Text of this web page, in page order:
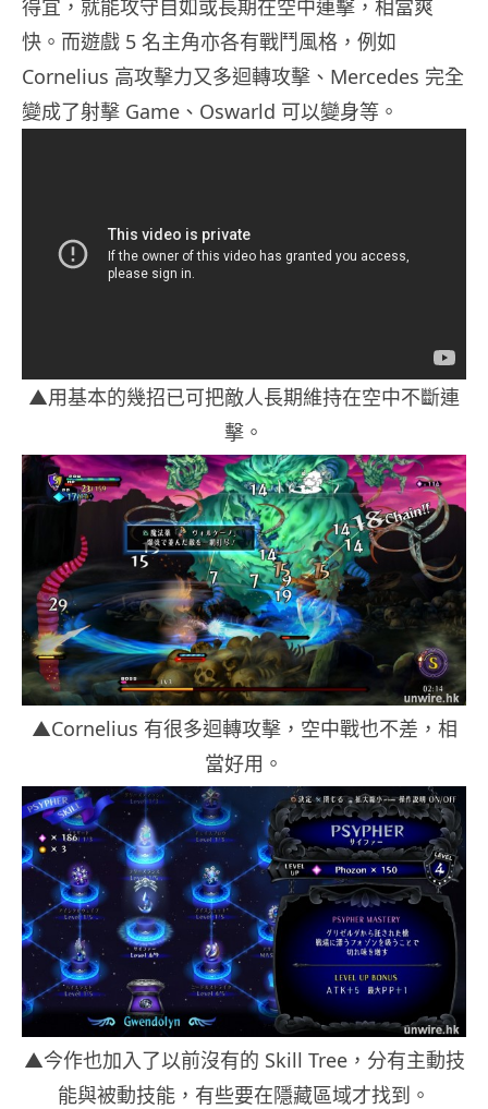
得宜，就能攻守自如或長期在空中連擊，相當爽
快。而遊戲 5 名主角亦各有戰鬥風格，例如
Cornelius 高攻擊力又多迴轉攻擊、Mercedes 完全
變成了射擊 Game、Oswarld 可以變身等。
▲用基本的幾招已可把敵人長期維持在空中不斷連
擊。
▲Cornelius 有很多迴轉攻擊，空中戰也不差，相
當好用。
▲今作也加入了以前沒有的 Skill Tree，分有主動技
能與被動技能，有些要在隱藏區域才找到。